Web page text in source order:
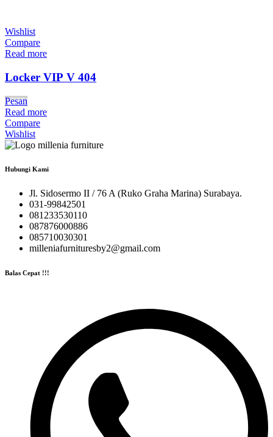
Wishlist
Compare
Read more
Locker VIP V 404
Pesan
Read more
Compare
Wishlist
Hubungi Kami
Jl. Sidosermo II / 76 A (Ruko Graha Marina) Surabaya.
031-99842501
081233530110
087876000886
085710030301
milleniafurnituresby2@gmail.com
Balas Cepat !!!